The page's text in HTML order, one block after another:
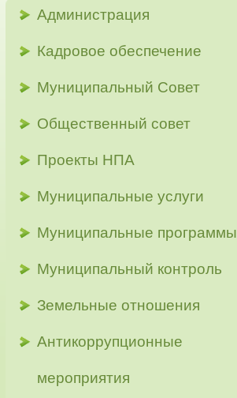
Администрация
Кадровое обеспечение
Муниципальный Совет
Общественный совет
Проекты НПА
Муниципальные услуги
Муниципальные программы
Муниципальный контроль
Земельные отношения
Антикоррупционные
мероприятия